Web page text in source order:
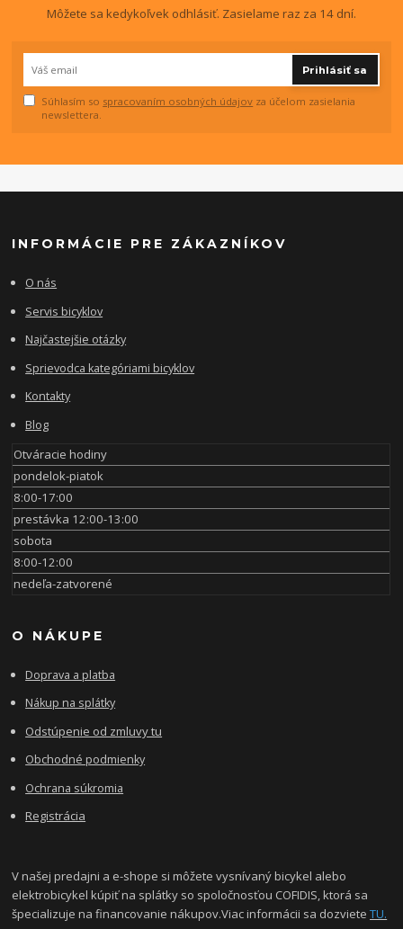
Môžete sa kedykoľvek odhlásiť. Zasielame raz za 14 dní.
Prihlásiť sa
Súhlasím so spracovaním osobných údajov za účelom zasielania
newslettera.
INFORMÁCIE PRE ZÁKAZNÍKOV
O nás
Servis bicyklov
Najčastejšie otázky
Sprievodca kategóriami bicyklov
Kontakty
Blog
Otváracie hodiny
pondelok-piatok
8:00-17:00
prestávka 12:00-13:00
sobota
8:00-12:00
nedeľa-zatvorené
O NÁKUPE
Doprava a platba
Nákup na splátky
Odstúpenie od zmluvy tu
Obchodné podmienky
Ochrana súkromia
Registrácia
V našej predajni a e-shope si môžete vysnívaný bicykel alebo
elektrobicykel kúpiť na splátky so spoločnosťou COFIDIS, ktorá sa
špecializuje na financovanie nákupov.Viac informácii sa dozvieteTU.